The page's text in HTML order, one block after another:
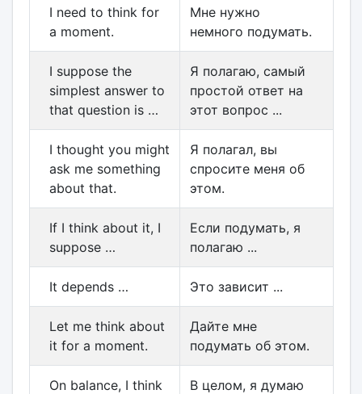
I need to think for
a moment.
Мне нужно
немного подумать.
I suppose the
simplest answer to
that question is …
Я полагаю, самый
простой ответ на
этот вопрос ...
I thought you might
ask me something
about that.
Я полагал, вы
спросите меня об
этом.
If I think about it, I
suppose …
Если подумать, я
полагаю ...
It depends … Это зависит ...
Let me think about
it for a moment.
Дайте мне
подумать об этом.
On balance, I think
В целом, я думаю